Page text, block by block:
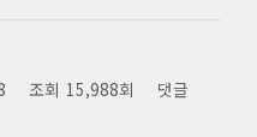
조회 15,988회
댓글